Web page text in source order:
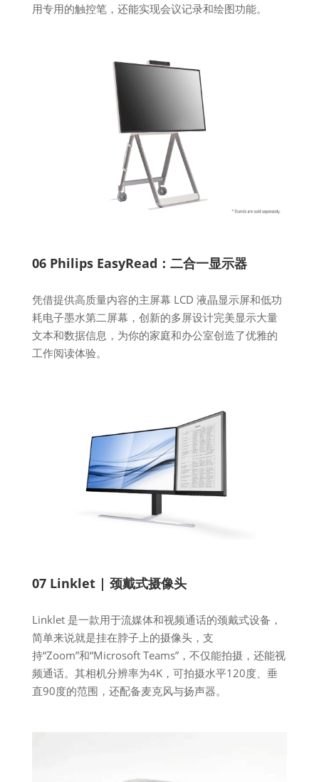
用专用的触控笔，还能实现会议记录和绘图功能。
06 Philips EasyRead：二合一显示器
凭借提供高质量内容的主屏幕 LCD 液晶显示屏和低功
耗电子墨水第二屏幕，创新的多屏设计完美显示大量
文本和数据信息，为你的家庭和办公室创造了优雅的
工作阅读体验。
07 Linklet | 颈戴式摄像头
Linklet 是一款用于流媒体和视频通话的颈戴式设备，
简单来说就是挂在脖子上的摄像头，支
持“Zoom”和“Microsoft Teams”，不仅能拍摄，还能视
频通话。其相机分辨率为4K，可拍摄水平120度、垂
直90度的范围，还配备麦克风与扬声器。